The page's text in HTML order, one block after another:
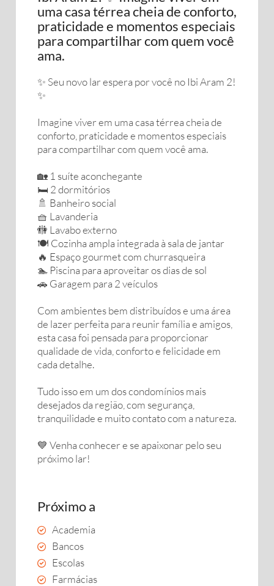
uma casa térrea cheia de conforto,
praticidade e momentos especiais
para compartilhar com quem você
ama.
✨ Seu novo lar espera por você no Ibi Aram 2!
✨
Imagine viver em uma casa térrea cheia de
conforto, praticidade e momentos especiais
para compartilhar com quem você ama.
🏡 1 suíte aconchegante
🛏️ 2 dormitórios
🚿 Banheiro social
🧺 Lavanderia
🚻 Lavabo externo
🍽️ Cozinha ampla integrada à sala de jantar
🔥 Espaço gourmet com churrasqueira
🏊 Piscina para aproveitar os dias de sol
🚗 Garagem para 2 veículos
Com ambientes bem distribuídos e uma área
de lazer perfeita para reunir família e amigos,
esta casa foi pensada para proporcionar
qualidade de vida, conforto e felicidade em
cada detalhe.
Tudo isso em um dos condomínios mais
desejados da região, com segurança,
tranquilidade e muito contato com a natureza.
💙 Venha conhecer e se apaixonar pelo seu
próximo lar!
Próximo a
Academia
Bancos
Escolas
Farmácias